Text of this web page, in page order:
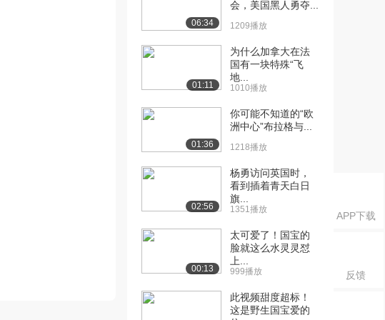
APP下载
反馈
06:34
会，美国黑人勇夺...
1209播放
01:11
为什么加拿大在法
国有一块特殊“飞
地...
1010播放
01:36
你可能不知道的“欧
洲中心”布拉格与...
1218播放
02:56
杨勇访问英国时，
看到插着青天白日
旗...
1351播放
00:13
太可爱了！国宝的
脸就这么水灵灵怼
上...
999播放
此视频甜度超标！
这是野生国宝爱的